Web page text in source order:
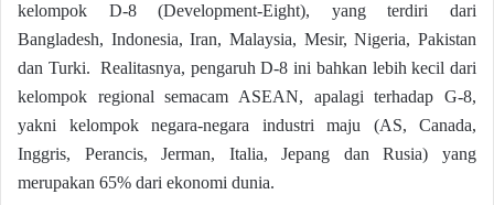
kelompok D-8 (Development-Eight), yang terdiri dari
Bangladesh, Indonesia, Iran, Malaysia, Mesir, Nigeria, Pakistan
dan Turki. Realitasnya, pengaruh D-8 ini bahkan lebih kecil dari
kelompok regional semacam ASEAN, apalagi terhadap G-8,
yakni kelompok negara-negara industri maju (AS, Canada,
Inggris, Perancis, Jerman, Italia, Jepang dan Rusia) yang
merupakan 65% dari ekonomi dunia.